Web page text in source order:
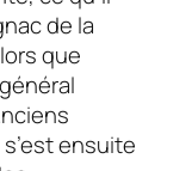
de la
que
ensuite